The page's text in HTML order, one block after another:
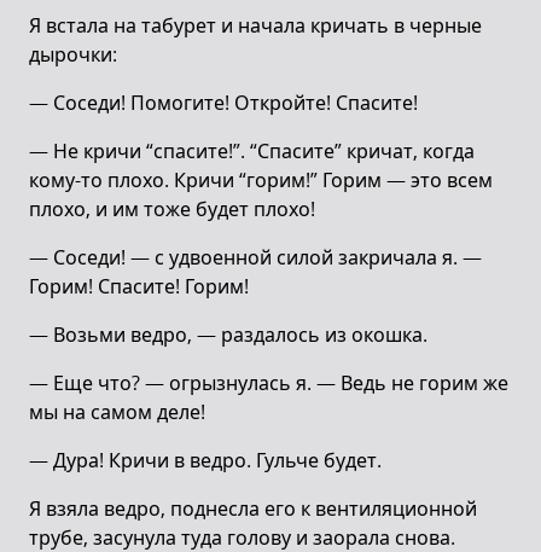
Я встала на табурет и начала кричать в черные
дырочки:
— Соседи! Помогите! Откройте! Спасите!
— Не кричи “спасите!”. “Спасите” кричат, когда
кому-то плохо. Кричи “горим!” Горим — это всем
плохо, и им тоже будет плохо!
— Соседи! — с удвоенной силой закричала я. —
Горим! Спасите! Горим!
— Возьми ведро, — раздалось из окошка.
— Еще что? — огрызнулась я. — Ведь не горим же
мы на самом деле!
— Дура! Кричи в ведро. Гульче будет.
Я взяла ведро, поднесла его к вентиляционной
трубе, засунула туда голову и заорала снова.